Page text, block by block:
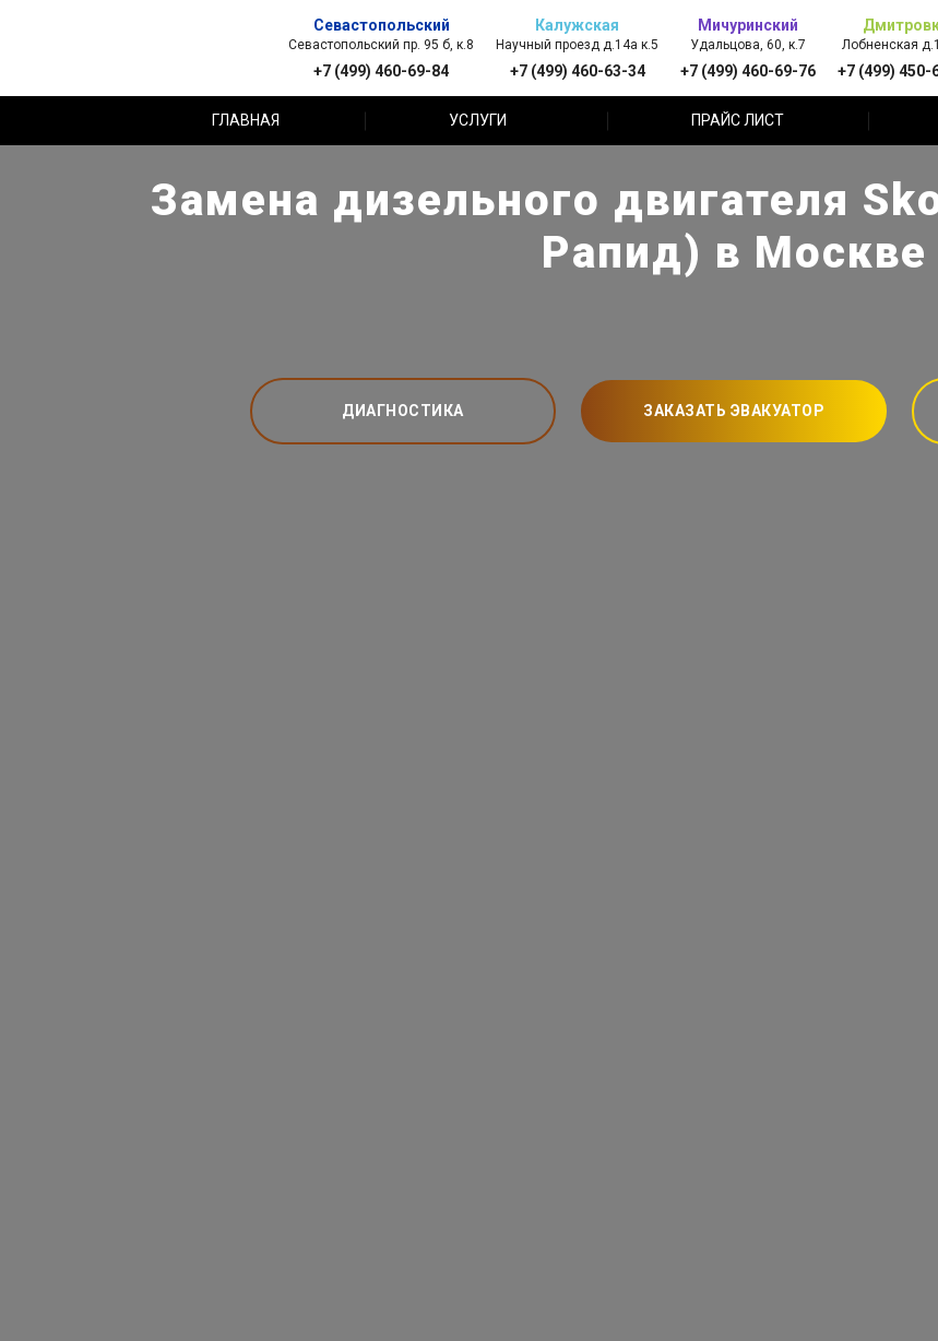
Севастопольский
Севастопольский пр. 95 б, к.8
+7 (499) 460-69-84
Калужская
Научный проезд д.14а к.5
+7 (499) 460-63-34
Мичуринский
Удальцова, 60, к.7
+7 (499) 460-69-76
Лобненская
+7 (499) 450-
ГЛАВНАЯ УСЛУГИ ПРАЙС ЛИСТ
Замена дизельного двигателя
Рапид) в Москве
ДИАГНОСТИКА ЗАКАЗАТЬ ЭВАКУАТОР